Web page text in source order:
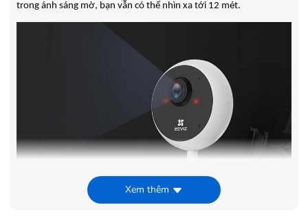
trong ánh sáng mờ, bạn vẫn có thể nhìn xa tới 12 mét.
Xem thêm